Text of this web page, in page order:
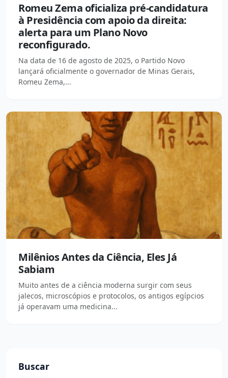
Romeu Zema oficializa pré-candidatura
à Presidência com apoio da direita:
alerta para um Plano Novo
reconfigurado.
Na data de 16 de agosto de 2025, o Partido Novo
lançará oficialmente o governador de Minas Gerais,
Romeu Zema,...
Milênios Antes da Ciência, Eles Já
Sabiam
Muito antes de a ciência moderna surgir com seus
jalecos, microscópios e protocolos, os antigos egípcios
já operavam uma medicina...
Buscar